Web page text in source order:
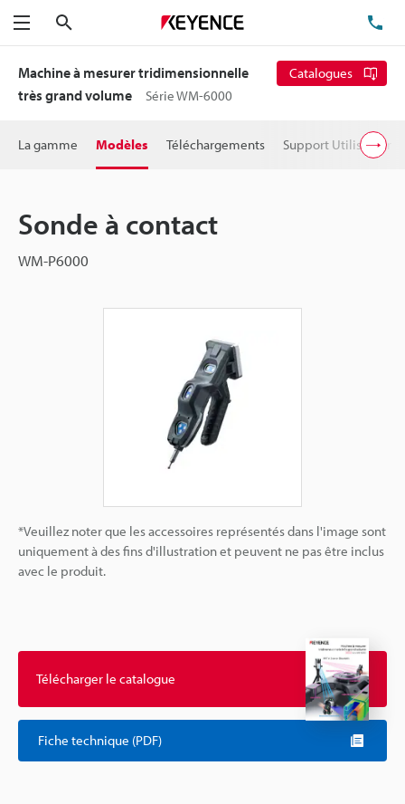
Menu
Machine à mesurer tridimensionnelle
très grand volume
Série WM-6000
Catalogues
La gamme Modèles Téléchargements Support Utilisateur
Sonde à contact
WM-P6000
*Veuillez noter que les accessoires représentés dans l'image sont
uniquement à des fins d'illustration et peuvent ne pas être inclus
avec le produit.
Télécharger le catalogue
Fiche technique (PDF)